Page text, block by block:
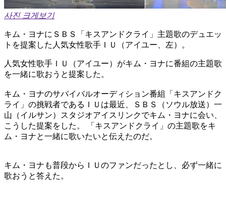
사진 크게보기
キム・ヨナにＳＢＳ「キスアンドクライ」主題歌のデュエッ
トを提案した人気女性歌手ＩＵ（アイユー、左）。
人気女性歌手ＩＵ（アイユー）がキム・ヨナに番組の主題歌
を一緒に歌おうと提案した。
キム・ヨナのサバイバルオーディション番組「キスアンドク
ライ」の挑戦者であるＩＵは最近、ＳＢＳ（ソウル放送）一
山（イルサン）スタジオアイスリンクでキム・ヨナに会い、
こうした提案をした。 「キスアンドクライ」の主題歌をキ
ム・ヨナと一緒に歌いたいと伝えたのだ。
キム・ヨナも普段からＩＵのファンだったとし、必ず一緒に
歌おうと答えた。